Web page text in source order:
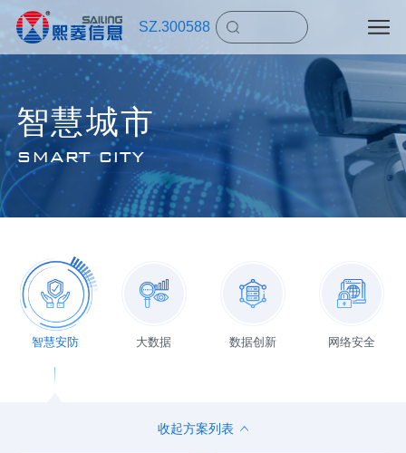
SZ.300588
智慧城市
SMART CITY
智慧安防 大数据 数据创新 网络安全
收起方案列表